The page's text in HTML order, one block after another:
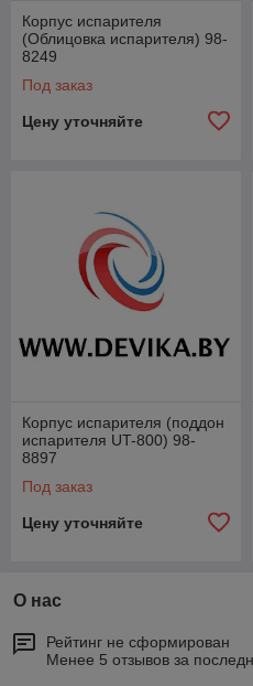
Корпус испарителя
(Облицовка испарителя) 98-
8249
Под заказ
Цену уточняйте
Корпус испарителя (поддон
испарителя UT-800) 98-
8897
Под заказ
Цену уточняйте
О нас
Рейтинг не сформирован
Менее 5 отзывов за